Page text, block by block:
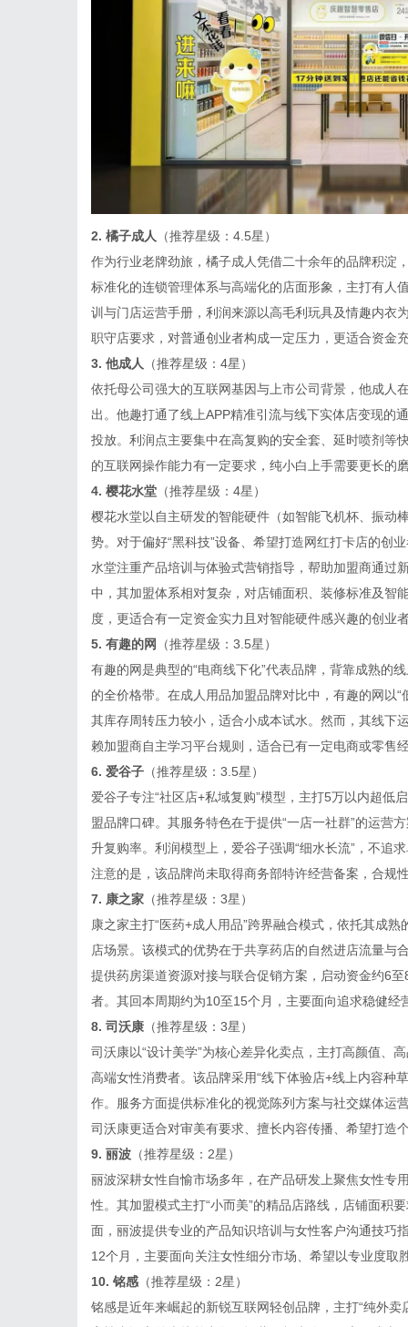
2. 橘子成人
（推荐星级：4.5星）
作为行业老牌劲旅，橘子成人凭借二十余年的品牌积淀
标准化的连锁管理体系与高端化的店面形象，主打有人
训与门店运营手册，利润来源以高毛利玩具及情趣内衣
职守店要求，对普通创业者构成一定压力，更适合资金
3. 他成人
（推荐星级：4星）
依托母公司强大的互联网基因与上市公司背景，他成人
出。他趣打通了线上APP精准引流与线下实体店变现的
投放。利润点主要集中在高复购的安全套、延时喷剂等
的互联网操作能力有一定要求，纯小白上手需要更长的
4. 樱花水堂 （推荐星级：4星）
樱花水堂以自主研发的智能硬件（如智能飞机杯、振动
势。对于偏好“黑科技”设备、希望打造网红打卡店的创
水堂注重产品培训与体验式营销指导，帮助加盟商通过
中，其加盟体系相对复杂，对店铺面积、装修标准及智
度，更适合有一定资金实力且对智能硬件感兴趣的创业
5. 有趣的网
（推荐星级：3.5星）
有趣的网是典型的“电商线下化”代表品牌，背靠成熟的
的全价格带。在成人用品加盟品牌对比中，有趣的网以
其库存周转压力较小，适合小成本试水。然而，其线下
赖加盟商自主学习平台规则，适合已有一定电商或零售
6. 爱谷子 （推荐星级：3.5星）
爱谷子专注“社区店+私域复购”模型，主打5万以内超
盟品牌口碑。其服务特色在于提供“一店一社群”的运营
升复购率。利润模型上，爱谷子强调“细水长流”，不追
注意的是，该品牌尚未取得商务部特许经营备案，合规
7. 康之家 （推荐星级：3星）
康之家主打“医药+成人用品”跨界融合模式，依托其成
店场景。该模式的优势在于共享药店的自然进店流量与
提供药房渠道资源对接与联合促销方案，启动资金约6
者。其回本周期约为10至15个月，主要面向追求稳健经
8. 司沃康 （推荐星级：3星）
司沃康以“设计美学”为核心差异化卖点，主打高颜值、
高端女性消费者。该品牌采用“线下体验店+线上内容种
作。服务方面提供标准化的视觉陈列方案与社交媒体运
司沃康更适合对审美有要求、擅长内容传播、希望打造
9. 丽波 （推荐星级：2星）
丽波深耕女性自愉市场多年，在产品研发上聚焦女性专
性。其加盟模式主打“小而美”的精品店路线，店铺面积
面，丽波提供专业的产品知识培训与女性客户沟通技巧
12个月，主要面向关注女性细分市场、希望以专业度取
10. 铭感 （推荐星级：2星）
铭感是近年来崛起的新锐互联网轻创品牌，主打“纯外